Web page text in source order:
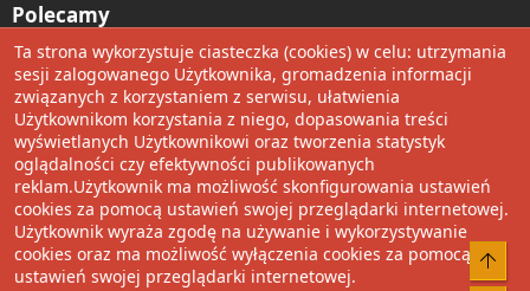
Polecamy
Wolnościowe cytaty
Udostępnij
Facebook
TwitterRedditPinterest
TumblrWhatsApp
Umieść Link
Community platform by XenForo® © 2010-2022 XenForo Ltd.
Ta strona wykorzystuje ciasteczka (cookies) w celu: utrzymania
sesji zalogowanego Użytkownika, gromadzenia informacji
związanych z korzystaniem z serwisu, ułatwienia
Użytkownikom korzystania z niego, dopasowania treści
wyświetlanych Użytkownikowi oraz tworzenia statystyk
oglądalności czy efektywności publikowanych
reklam.Użytkownik ma możliwość skonfigurowania ustawień
cookies za pomocą ustawień swojej przeglądarki internetowej.
Użytkownik wyraża zgodę na używanie i wykorzystywanie
cookies oraz ma możliwość wyłączenia cookies za pomocą
ustawień swojej przeglądarki internetowej.
Do